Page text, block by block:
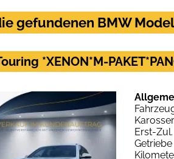
gefundenen BMW
*XENON*M-
Erst-Zul.
Getriebe